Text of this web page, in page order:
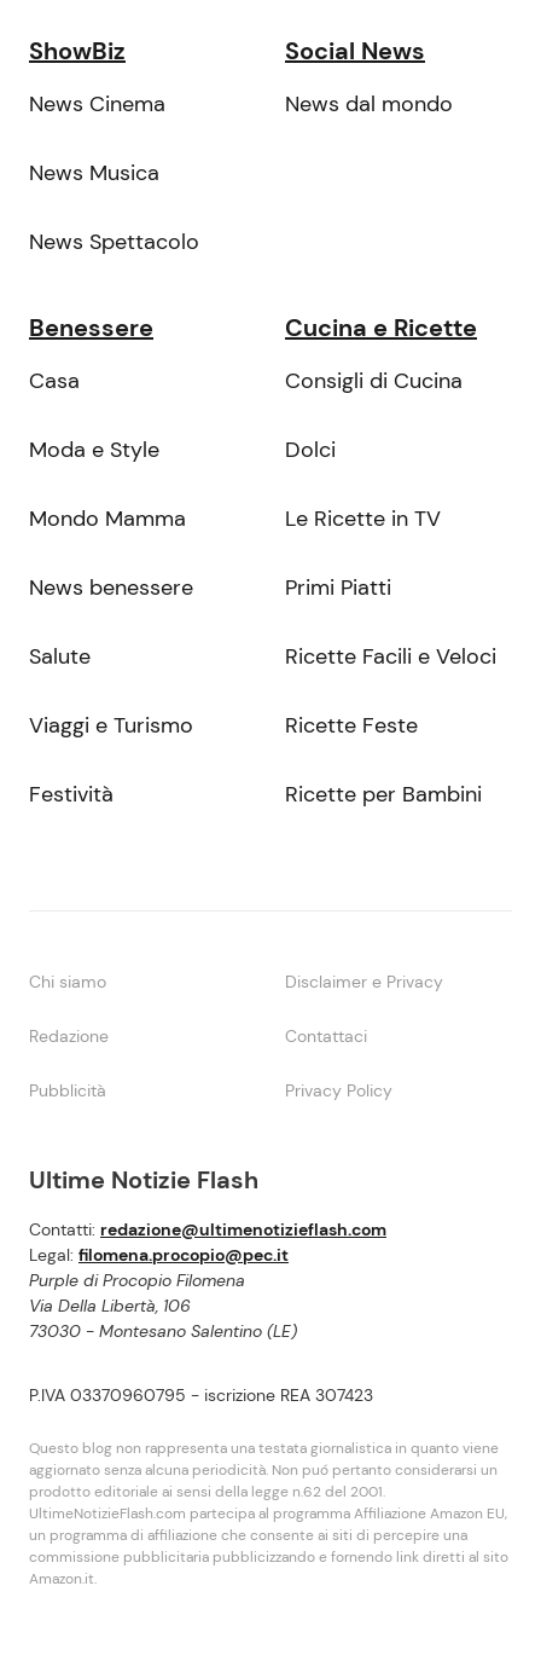
Ultime Notizie Flash
Contatti: redazione@ultimenotizieflash.com
Legal: filomena.procopio@pec.it
Purple di Procopio Filomena
Via Della Libertà, 106
73030 - Montesano Salentino (LE)
P.IVA 03370960795 - iscrizione REA 307423
Questo blog non rappresenta una testata giornalistica in quanto viene
aggiornato senza alcuna periodicità. Non puó pertanto considerarsi un
prodotto editoriale ai sensi della legge n.62 del 2001.
UltimeNotizieFlash.com partecipa al programma Affiliazione Amazon EU,
un programma di affiliazione che consente ai siti di percepire una
commissione pubblicitaria pubblicizzando e fornendo link diretti al sito
Amazon.it.
ShowBiz
News Cinema
News Musica
News Spettacolo
Social News
News dal mondo
Benessere
Casa
Moda e Style
Mondo Mamma
News benessere
Salute
Viaggi e Turismo
Festività
Cucina e Ricette
Consigli di Cucina
Dolci
Le Ricette in TV
Primi Piatti
Ricette Facili e Veloci
Ricette Feste
Ricette per Bambini
Chi siamo Disclaimer e Privacy
Redazione Contattaci
Pubblicità Privacy Policy